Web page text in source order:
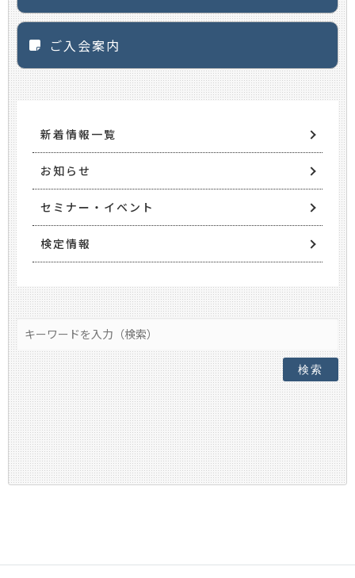
ご入会案内
新着情報一覧
お知らせ
セミナー・イベント
検定情報
検索